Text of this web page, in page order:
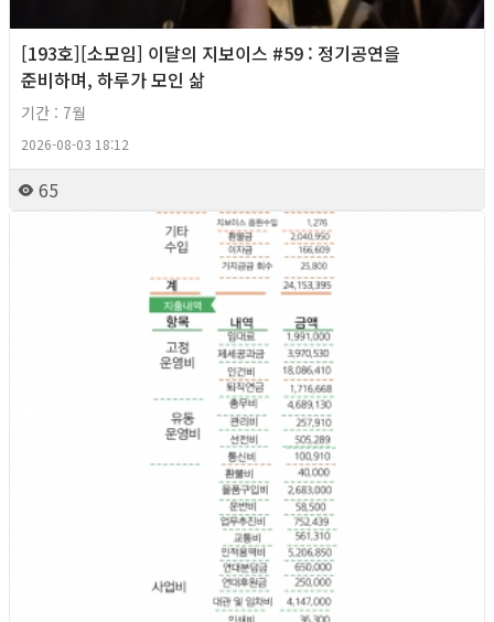
[193호][소모임] 이달의 지보이스 #59 : 정기공연을
준비하며, 하루가 모인 삶
기간 : 7월
2026-08-03 18:12
65